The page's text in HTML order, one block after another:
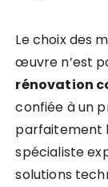
Le choix des
œuvre n’est
rénovation
confiée à un
parfaitement
spécialiste
solutions